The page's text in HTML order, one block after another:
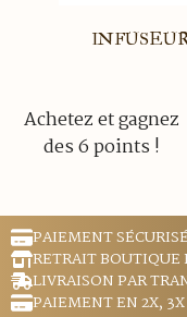
Achetez et gagnez
des 6 points !
PAIEMENT SÉCURISÉ
RETRAIT BOUTIQUE
LIVRAISON PAR
PAIEMENT EN 2X,